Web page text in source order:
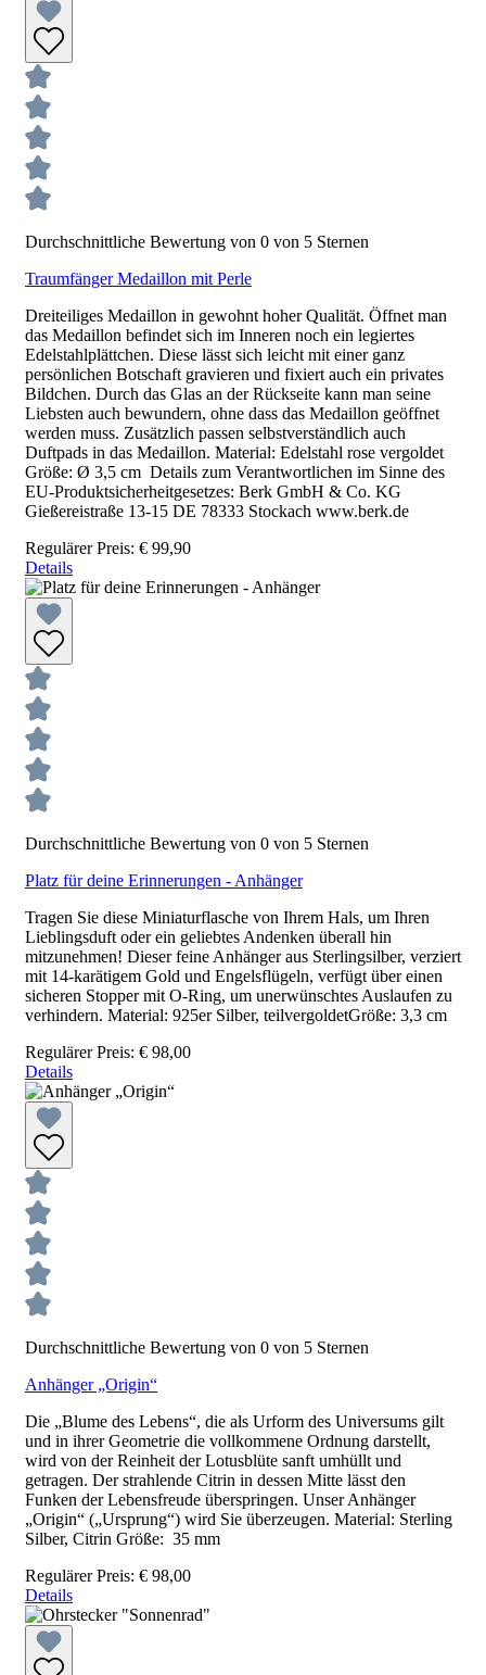
Durchschnittliche Bewertung von 0 von 5 Sternen
Traumfänger Medaillon mit Perle
Dreiteiliges Medaillon in gewohnt hoher Qualität. Öffnet man
das Medaillon befindet sich im Inneren noch ein legiertes
Edelstahlplättchen. Diese lässt sich leicht mit einer ganz
persönlichen Botschaft gravieren und fixiert auch ein privates
Bildchen. Durch das Glas an der Rückseite kann man seine
Liebsten auch bewundern, ohne dass das Medaillon geöffnet
werden muss. Zusätzlich passen selbstverständlich auch
Duftpads in das Medaillon. Material: Edelstahl rose vergoldet
Größe: Ø 3,5 cm Details zum Verantwortlichen im Sinne des
EU-Produktsicherheitgesetzes: Berk GmbH & Co. KG
Gießereistraße 13-15 DE 78333 Stockach www.berk.de
Regulärer Preis: € 99,90
Details
Durchschnittliche Bewertung von 0 von 5 Sternen
Platz für deine Erinnerungen - Anhänger
Tragen Sie diese Miniaturflasche von Ihrem Hals, um Ihren
Lieblingsduft oder ein geliebtes Andenken überall hin
mitzunehmen! Dieser feine Anhänger aus Sterlingsilber, verziert
mit 14-karätigem Gold und Engelsflügeln, verfügt über einen
sicheren Stopper mit O-Ring, um unerwünschtes Auslaufen zu
verhindern. Material: 925er Silber, teilvergoldetGröße: 3,3 cm
Regulärer Preis: € 98,00
Details
Durchschnittliche Bewertung von 0 von 5 Sternen
Anhänger „Origin“
Die „Blume des Lebens“, die als Urform des Universums gilt
und in ihrer Geometrie die vollkommene Ordnung darstellt,
wird von der Reinheit der Lotusblüte sanft umhüllt und
getragen. Der strahlende Citrin in dessen Mitte lässt den
Funken der Lebensfreude überspringen. Unser Anhänger
„Origin“ („Ursprung“) wird Sie überzeugen. Material: Sterling
Silber, Citrin Größe: 35 mm
Regulärer Preis: € 98,00
Details